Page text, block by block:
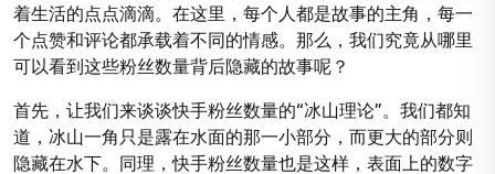
着生活的点点滴滴。在这里，每个人都是故事的主角，每一
个点赞和评论都承载着不同的情感。那么，我们究竟从哪里
可以看到这些粉丝数量背后隐藏的故事呢？
首先，让我们来谈谈快手粉丝数量的“冰山理论”。我们都知
道，冰山一角只是露在水面的那一小部分，而更大的部分则
隐藏在水下。同理，快手粉丝数量也是这样，表面上的数字